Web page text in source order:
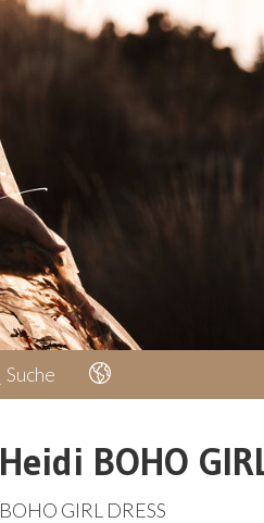
Suche
Heidi BOHO
BOHO GIRL DRESS